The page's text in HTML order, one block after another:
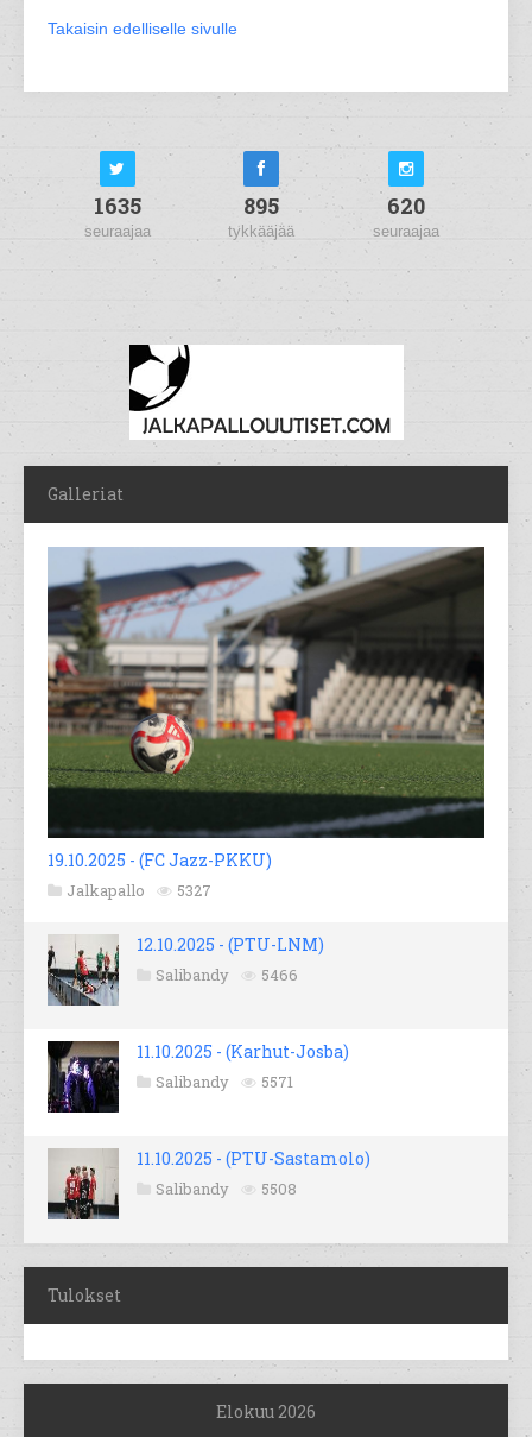
Takaisin edelliselle sivulle
1635
seuraajaa
895
tykkääjää
620
seuraajaa
Galleriat
19.10.2025 - (FC Jazz-PKKU)
Jalkapallo 5327
12.10.2025 - (PTU-LNM)
Salibandy 5466
11.10.2025 - (Karhut-Josba)
Salibandy 5571
11.10.2025 - (PTU-Sastamolo)
Salibandy 5508
Tulokset
Elokuu 2026